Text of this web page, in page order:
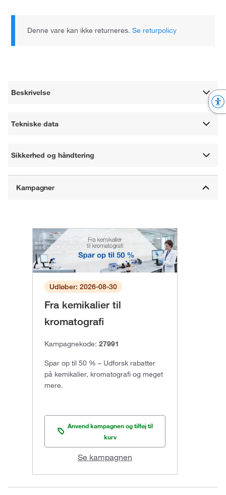
Denne vare kan ikke returneres.Se returpolicy
Beskrivelse
Tekniske data
Sikkerhed og håndtering
Udløber: 2026-08-30
Fra kemikalier til
kromatografi
Kampagnekode: 27991
Spar op til 50 % – Udforsk rabatter
på kemikalier, kromatografi og meget
mere.
Anvend kampagnen og tilføj til
kurv
Se kampagnen